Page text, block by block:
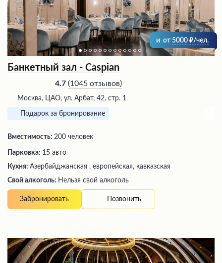
и от 5000 /чел.
Банкетный зал - Caspian
4.7 (1045 отзывов)
Москва, ЦАО, ул. Арбат, 42, стр. 1
Подарок за бронирование
Вместимость: 200 человек
Парковка: 15 авто
Кухня: Азербайджанская , европейская, кавказская
Свой алкоголь: Нельзя свой алкоголь
Забронировать Позвонить